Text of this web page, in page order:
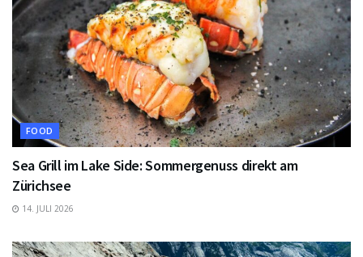
FOOD
Sea Grill im Lake Side: Sommergenuss direkt am
Zürichsee
14. JULI 2026